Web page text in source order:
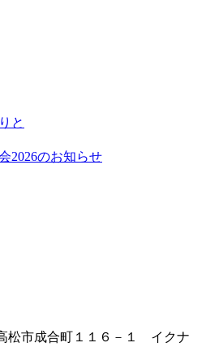
と
2026のお知らせ
松市成合町１１６－１ イクナ